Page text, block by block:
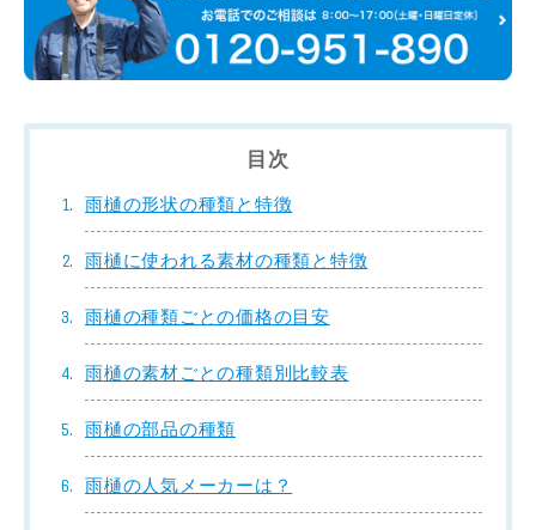
目次
雨樋の形状の種類と特徴
雨樋に使われる素材の種類と特徴
雨樋の種類ごとの価格の目安
雨樋の素材ごとの種類別比較表
雨樋の部品の種類
雨樋の人気メーカーは？